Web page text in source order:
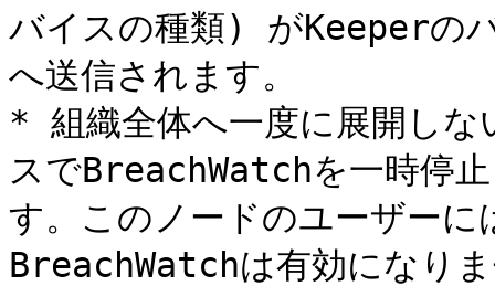
バイスの種類) がKeeperの
へ送信されます。
* 組織全体へ一度に展開し
スでBreachWatchを一時停
す。このノードのユーザー
BreachWatchは有効になり